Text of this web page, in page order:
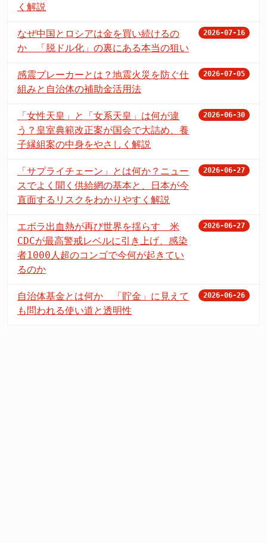
く解説
なぜ中国とロシアは金を買い続けるの
か 「脱ドル化」の裏にある本当の狙い
2026-07-16
感震ブレーカーとは？地震火災を防ぐ仕
組みと自治体の補助金活用法
2026-07-05
「女性天皇」と「女系天皇」は何が違
う？皇室典範改正案が国会で大詰め、養
子縁組案の中身をやさしく解説
2026-06-30
「サプライチェーン」とは何か？ニュー
スでよく聞く供給網の基本と、日本が今
直面するリスクをわかりやすく解説
2026-06-27
エボラ出血熱が再び世界を揺らす 米
CDCが最高警戒レベルに引き上げ、感染
者1000人超のコンゴで今何が起きてい
るのか
2026-06-27
自治体基金とは何か 「貯金」に見えて
も問われる使い道と透明性
2026-06-26